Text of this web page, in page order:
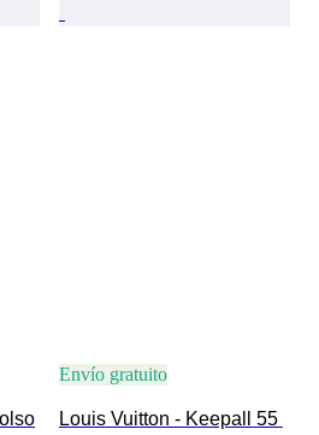
Envío gratuito
Louis Vuitton - Keepall 55